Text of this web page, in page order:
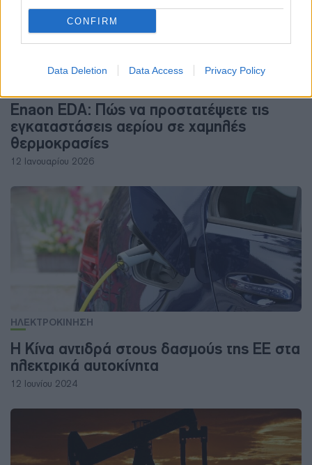
CONFIRM
Data Deletion Data Access Privacy Policy
Enaon EDA: Πώς να προστατέψετε τις
εγκαταστάσεις αερίου σε χαμηλές
θερμοκρασίες
12 Ιανουαρίου 2026
ΗΛΕΚΤΡΟΚΙΝΗΣΗ
Η Κίνα αντιδρά στους δασμούς της ΕΕ στα
ηλεκτρικά αυτοκίνητα
12 Ιουνίου 2024